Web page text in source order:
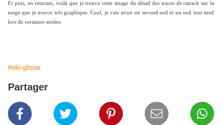
Et puis, en rentrant, voilà que je trouve cette image du détail des traces de ratrack sur la
neige que je trouve très graphique. Cool, je vais avoir un second oeil et un oeil tout neuf
lors de certaines sorties.
#ski-glisse
Partager